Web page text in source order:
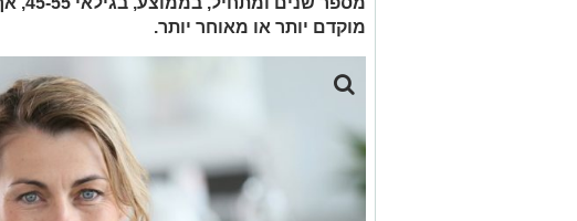
מוקדם יותר או מאוחר יותר.